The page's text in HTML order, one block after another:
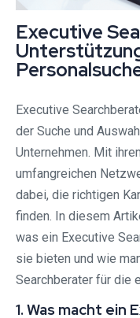
Executive
Executive
der Suche und
Unternehmen. Mit
umfangreichen
dabei, die richtigen
finden. In diesem
was ein Executive
sie bieten und wie
Searchberater für die
1. Was macht